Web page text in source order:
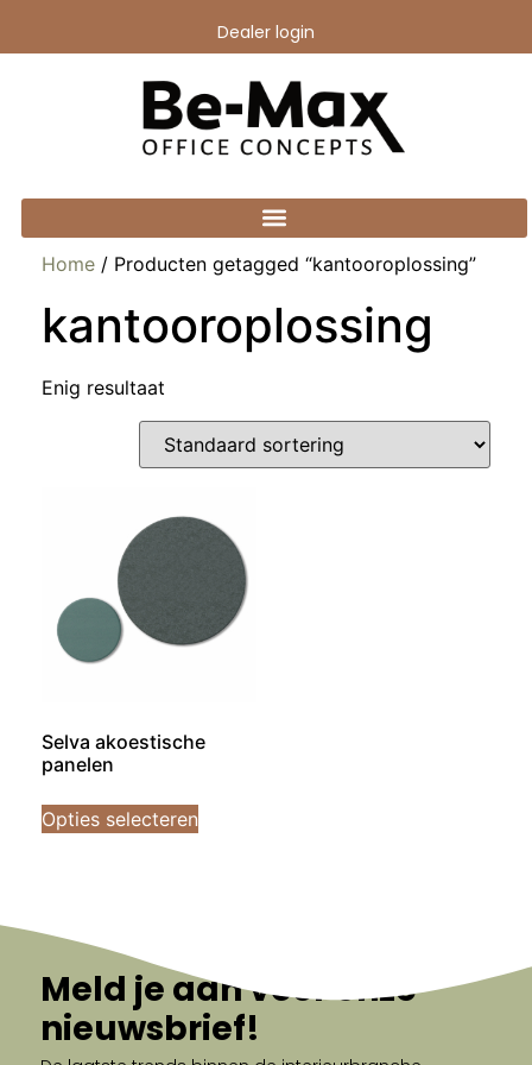
Dealer login
Home / Producten getagged “kantooroplossing”
kantooroplossing
Enig resultaat
Selva akoestische
panelen
Opties selecteren
Meld je aan voor onze
nieuwsbrief!